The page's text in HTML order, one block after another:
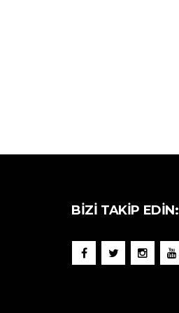
BIZI TAKIP EDIN: